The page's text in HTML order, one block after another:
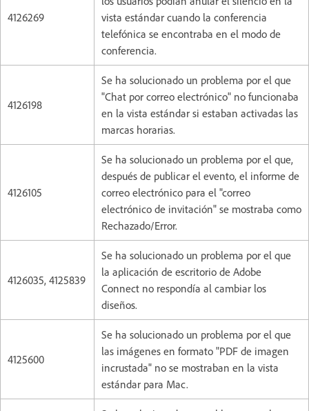
4126269
vista estándar cuando la conferencia
telefónica se encontraba en el modo de
conferencia.
4126198
Se ha solucionado un problema por el que
"Chat por correo electrónico" no funcionaba
en la vista estándar si estaban activadas las
marcas horarias.
4126105
Se ha solucionado un problema por el que,
después de publicar el evento, el informe de
correo electrónico para el "correo
electrónico de invitación" se mostraba como
Rechazado/Error.
4126035, 4125839
Se ha solucionado un problema por el que
la aplicación de escritorio de Adobe
Connect no respondía al cambiar los
diseños.
4125600
Se ha solucionado un problema por el que
las imágenes en formato "PDF de imagen
incrustada" no se mostraban en la vista
estándar para Mac.